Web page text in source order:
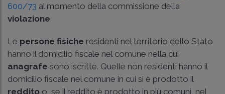
600/73 al momento della commissione della
violazione.
Le persone fisiche residenti nel territorio dello Stato
hanno il domicilio fiscale nel comune nella cui
anagrafe sono iscritte. Quelle non residenti hanno il
domicilio fiscale nel comune in cui si è prodotto il
reddito o, se il reddito è prodotto in più comuni, nel